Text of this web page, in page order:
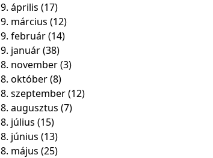
április (17)
március (12)
február(14)
január(38)
november(3)
október(8)
szeptember(12)
augusztus (7)
július (15)
június (13)
május (25)